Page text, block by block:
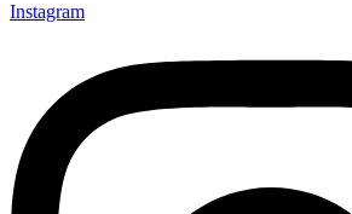
Instagram